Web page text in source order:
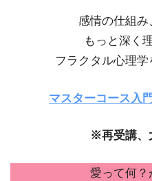
感情の仕組
もっと深く
フラクタル心理学
マスターコース入
※再受講、
愛って何？